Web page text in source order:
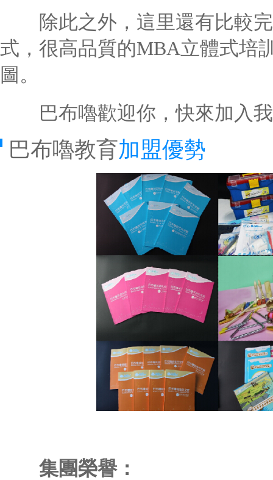
除此之外，這里還有比較完
式，很高品質的MBA立體式培
圖。
巴布嚕歡迎你，快來加入我
巴布嚕教育加盟優勢
集團榮譽：